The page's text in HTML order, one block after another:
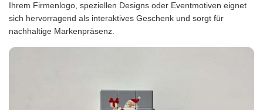
Ihrem Firmenlogo, speziellen Designs oder Eventmotiven eignet
sich hervorragend als interaktives Geschenk und sorgt für
nachhaltige Markenpräsenz.